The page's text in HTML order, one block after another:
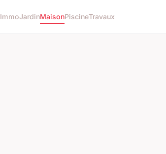
ImmoJardinMaisonPiscineTravaux